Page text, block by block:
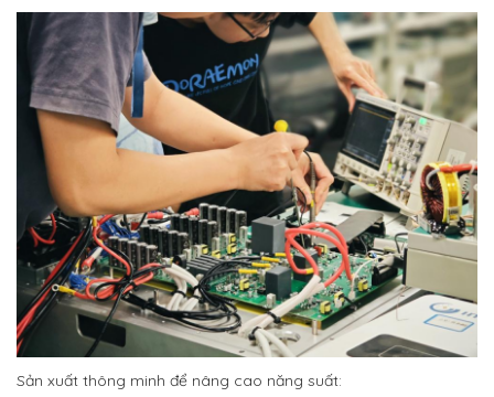
Sản xuất thông minh để nâng cao năng suất: